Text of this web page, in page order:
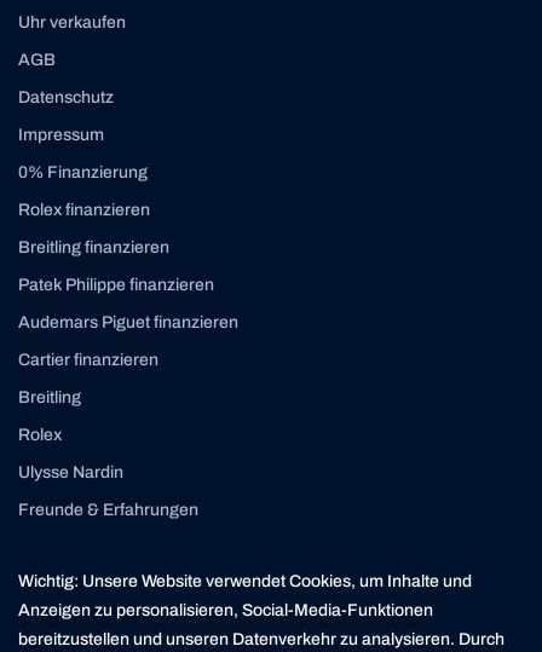
Uhr verkaufen
AGB
Datenschutz
Impressum
0% Finanzierung
Rolex finanzieren
Breitling finanzieren
Patek Philippe finanzieren
Audemars Piguet finanzieren
Cartier finanzieren
Breitling
Rolex
Ulysse Nardin
Freunde & Erfahrungen
Instagram Linkedin
contact@yourasset.com
Wichtig: Unsere Website verwendet Cookies, um Inhalte und
Anzeigen zu personalisieren, Social-Media-Funktionen
bereitzustellen und unseren Datenverkehr zu analysieren. Durch